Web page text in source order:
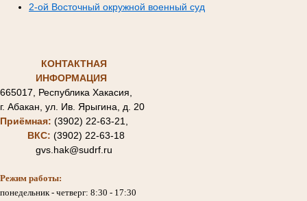
2-ой Восточный окружной военный суд
КОНТАКТНАЯ
ИНФОРМАЦИЯ
665017, Республика Хакасия,
г. Абакан, ул. Ив. Ярыгина, д. 20
Приёмная: (3902) 22-63-21,
ВКС: (3902) 22-63-18
gvs.hak@sudrf.ru
Режим работы:
понедельник - четверг: 8:30 - 17:30